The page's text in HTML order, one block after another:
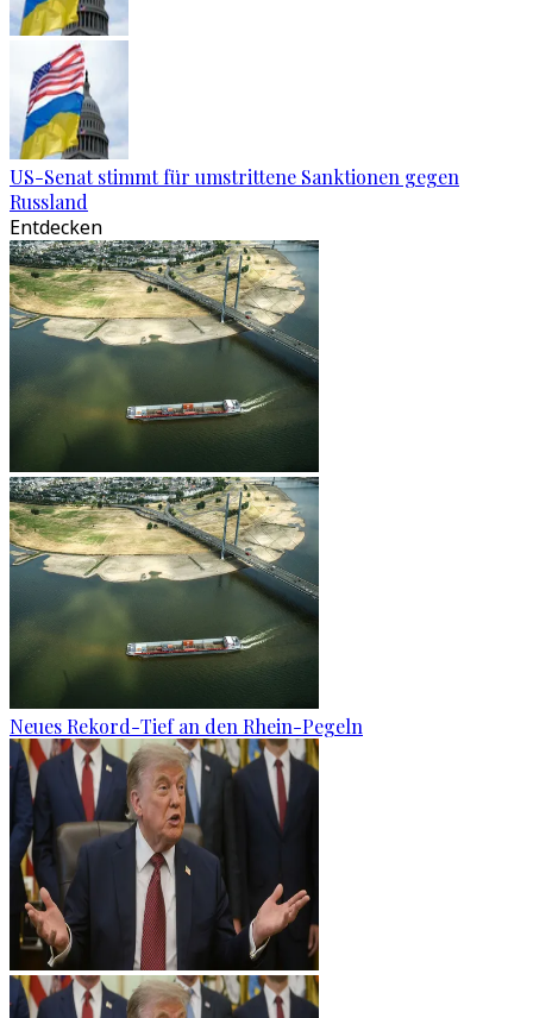
US-Senat stimmt für umstrittene Sanktionen gegen
Russland
Entdecken
Neues Rekord-Tief an den Rhein-Pegeln